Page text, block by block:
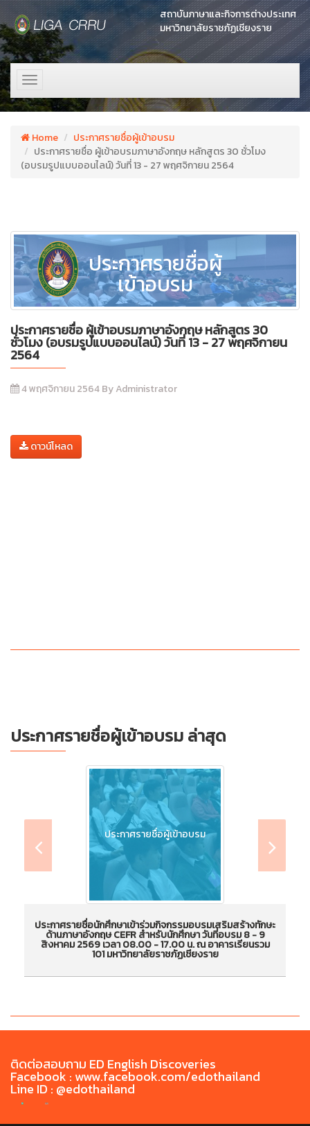
สถาบันภาษาและกิจการต่างประเทศ
มหาวิทยาลัยราชภัฏเชียงราย
Toggle
navigation
Home
ประกาศรายชื่อผู้เข้าอบรม
ประกาศรายชื่อ ผู้เข้าอบรมภาษาอังกฤษ หลักสูตร 30 ชั่วโมง
(อบรมรูปแบบออนไลน์) วันที่ 13 - 27 พฤศจิกายน 2564
ประกาศรายชื่อผู้
เข้าอบรม
ประกาศรายชื่อ ผู้เข้าอบรมภาษาอังกฤษ หลักสูตร 30
ชั่วโมง (อบรมรูปแบบออนไลน์) วันที่ 13 - 27 พฤศจิกายน
2564
4 พฤศจิกายน 2564 By Administrator
ดาวน์โหลด
ประกาศรายชื่อผู้เข้าอบรม ล่าสุด
ประกาศรายชื่อผู้เข้าอบรม
ประกาศรายชื่อนักศึกษาเข้าร่วมกิจกรรมอบรมเสริม
สร้างทักษะด้านภาษาอังกฤษ CEFR สำหรับนักศึกษา
วันที่อบรม 8 - 9 สิงหาคม 2569 เวลา 08.00 -
ประกาศรายชื่อนักศึกษาเข้าร่วมกิจกรรมอบรมเสริมสร้างทักษะ
ด้านภาษาอังกฤษ CEFR สำหรับนักศึกษา วันที่อบรม 8 - 9
สิงหาคม 2569 เวลา 08.00 - 17.00 น. ณ อาคารเรียนรวม
101 มหาวิทยาลัยราชภัฏเชียงราย
ติดต่อสอบถาม ED English Discoveries
Facebook : www.facebook.com/edothailand
Line ID : @edothailand